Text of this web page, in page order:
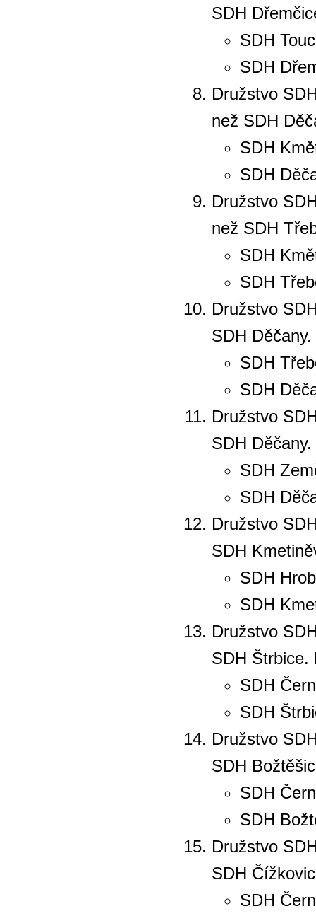
SDH
SDH
SDH
Družstvo
než SDH
SDH
SDH
Družstvo
než SDH
SDH
SDH
Družstvo
SDH
SDH
SDH
Družstvo
SDH
SDH
SDH
Družstvo
SDH
SDH
SDH
Družstvo
SDH Štrbice.
SDH
SDH
Družstvo
SDH
SDH
SDH
Družstvo
SDH
SDH